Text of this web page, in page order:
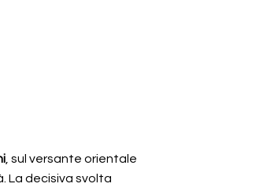
, sul versante orientale
La decisiva svolta